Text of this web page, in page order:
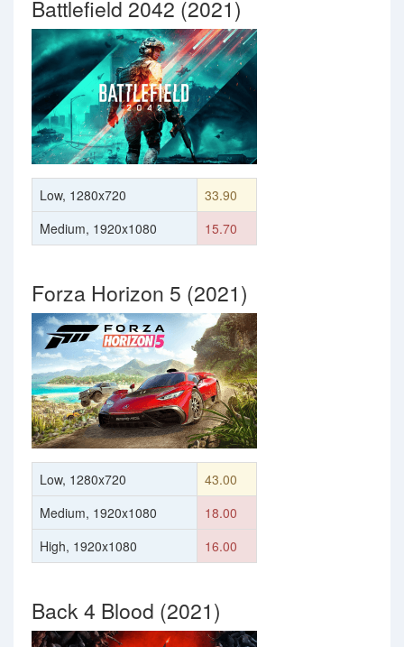
Battlefield 2042 (2021)
Low, 1280x720
33.90
Medium, 1920x1080
15.70
Forza Horizon 5 (2021)
Low, 1280x720
43.00
Medium, 1920x1080
18.00
High, 1920x1080
16.00
Back 4 Blood (2021)